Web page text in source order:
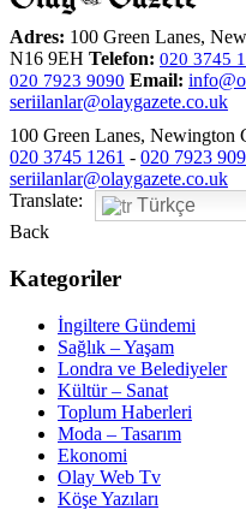
Adres: 100 Green Lanes,
N16 9EH Telefon: 020 3745
020 7923 9090 Email:
seriilanlar@olaygazete.co.uk
100 Green Lanes, Newington
020 3745 1261 - 020 7923
seriilanlar@olaygazete.co.uk
Translate:
Türkçe
Back
Kategoriler
İngiltere Gündemi
Sağlık – Yaşam
Londra ve Belediyeler
Kültür – Sanat
Toplum Haberleri
Moda – Tasarım
Ekonomi
Olay Web Tv
Köşe Yazıları